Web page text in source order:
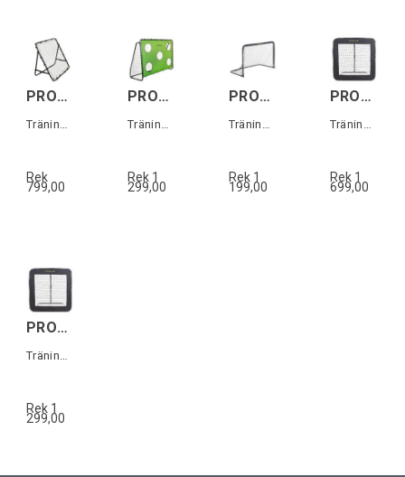
PROLINE Rebounder 100x100cm
Träningsmål 100x100cm
Rek
799,00
PROLINE Steel Goal w/target 240cm
Träningsmål 240x170x85cm
Rek 1
299,00
PROLINE Soccer Goal Foldable 150cm
Träningsmål 150 x 110 cm
Rek 1
199,00
PROLINE Rebounder Pro 124x124cm
Träningsmål 124x124cm
Rek 1
699,00
PROLINE Rebounder Pro 84x84 cm
Träningsmål 84x84cm
Rek 1
299,00